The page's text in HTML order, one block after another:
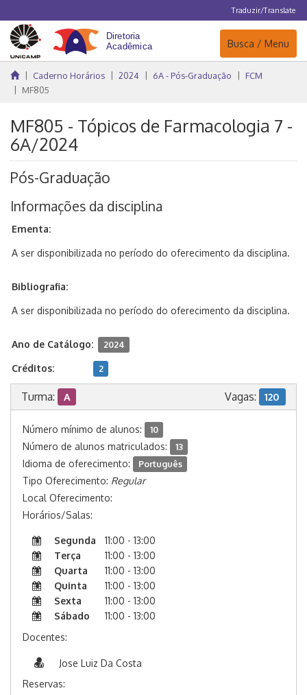
Traduzir/Translate
Navegação
Busca / Menu
Caderno Horários 2024 6A - Pós-Graduação
FCM
MF805
MF805 - Tópicos de Farmacologia 7 -
6A/2024
Pós-Graduação
Informações da disciplina
Ementa:
A ser disponibilizada no período do oferecimento da disciplina.
Bibliografia:
A ser disponibilizada no período do oferecimento da disciplina.
Ano de Catálogo: 2024
Créditos: 2
Turma: A Vagas: 120
Número mínimo de alunos: 10
Número de alunos matriculados: 13
Idioma de oferecimento: Português
Tipo Oferecimento: Regular
Local Oferecimento:
Horários/Salas:
Segunda
11:00 - 13:00
Terça
11:00 - 13:00
Quarta
11:00 - 13:00
Quinta
11:00 - 13:00
Sexta
11:00 - 13:00
Sábado
11:00 - 13:00
Docentes:
Jose Luiz Da Costa
Reservas: